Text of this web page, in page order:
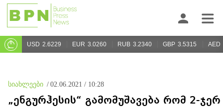
USD 2.6229 EUR 3.0260 RUB 3.2340 GBP 3.5315 AED
სიახლეები / 02.06.2021 / 10:28
„ენგურჰესის“ გამომუშავება რომ 2-ჯერ